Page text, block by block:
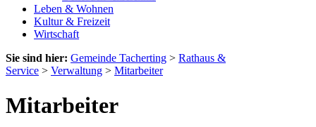
Leben & Wohnen
Kultur & Freizeit
Wirtschaft
Sie sind hier: Gemeinde Tacherting > Rathaus &
Service > Verwaltung > Mitarbeiter
Mitarbeiter